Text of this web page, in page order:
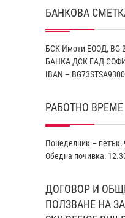
БАНКОВА
БСК Имоти ЕООД, BG
БАНКА ДСК EАД
IBAN –
РАБОТНО ВРЕМЕ
Понеделник – петък:
Обедна почивка:
ДОГОВОР И
ПОЛЗВАНЕ НА